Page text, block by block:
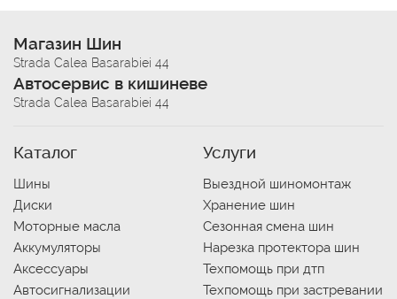
Магазин Шин
Strada Calea Basarabiei 44
Автосервис в кишиневе
Strada Calea Basarabiei 44
Каталог
Шины
Диски
Моторные масла
Аккумуляторы
Аксессуары
Автосигнализации
Услуги
Выездной шиномонтаж
Хранение шин
Сезонная смена шин
Нарезка протектора шин
Техпомощь при дтп
Техпомощь при застревании